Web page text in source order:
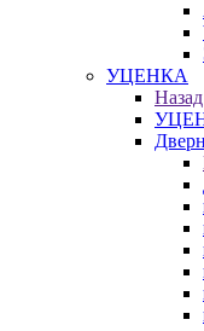
УЦЕНКА
Назад